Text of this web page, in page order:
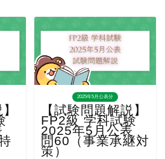
2025年5月公表分
【試験問題解説】
FP2級 学科試験
2025年5月公表
問60（事業承継対
策）